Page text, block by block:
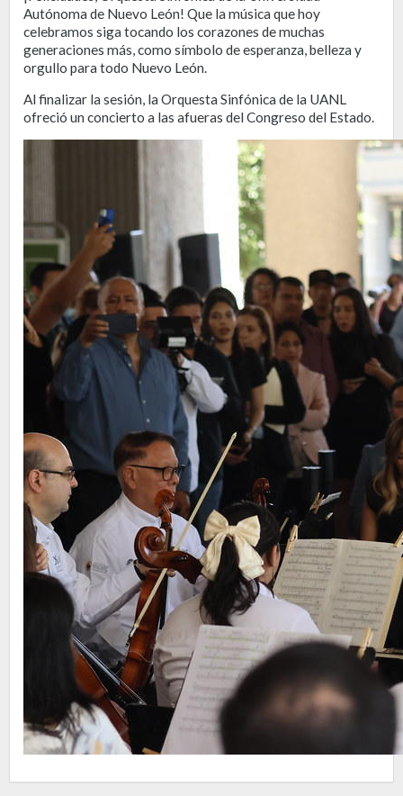
Autónoma de Nuevo León! Que la música que hoy
celebramos siga tocando los corazones de muchas
generaciones más, como símbolo de esperanza, belleza y
orgullo para todo Nuevo León.
Al finalizar la sesión, la Orquesta Sinfónica de la UANL
ofreció un concierto a las afueras del Congreso del Estado.